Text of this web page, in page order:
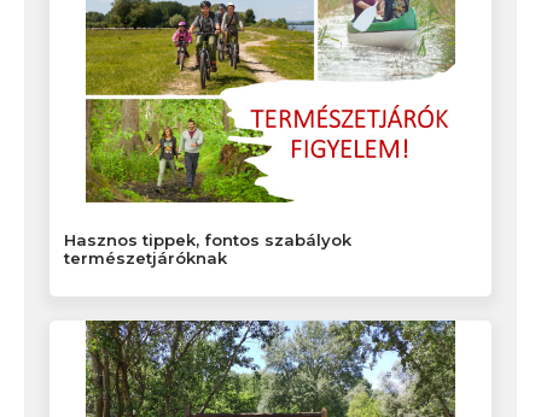
Hasznos tippek, fontos szabályok
természetjáróknak